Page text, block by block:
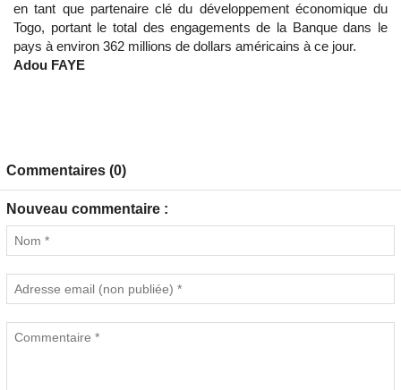
en tant que partenaire clé du développement économique du
Togo, portant le total des engagements de la Banque dans le
pays à environ 362 millions de dollars américains à ce jour.
Adou FAYE
Commentaires (0)
Nouveau commentaire :